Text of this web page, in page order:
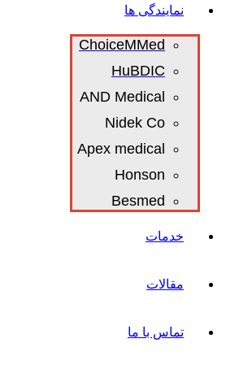
نمایندگی ها
ChoiceMMed
HuBDIC
AND Medical
Nidek Co
Apex medical
Honson
Besmed
خدمات
مقالات
تماس با ما